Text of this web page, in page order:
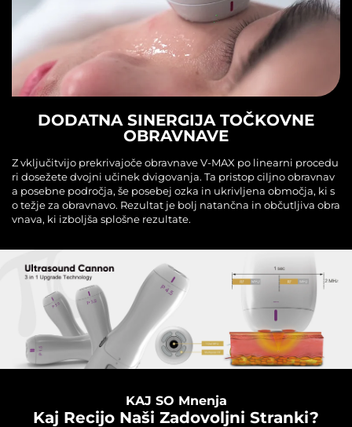
DODATNA SINERGIJA TOČKOVNE
OBRAVNAVE
Z vključitvijo prekrivajoče obravnave V-MAX po linearni procedu
ri dosežete dvojni učinek dvigovanja. Ta pristop ciljno obravnav
a posebne področja, še posebej ozka in ukrivljena območja, ki s
o težje za obravnavo. Rezultat je bolj natančna in občutljiva obra
vnava, ki izboljša splošne rezultate.
KAJ SO Mnenja
Kaj Recijo Naši Zadovoljni Stranki?